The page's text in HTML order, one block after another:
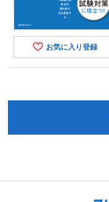
お気に入り登録